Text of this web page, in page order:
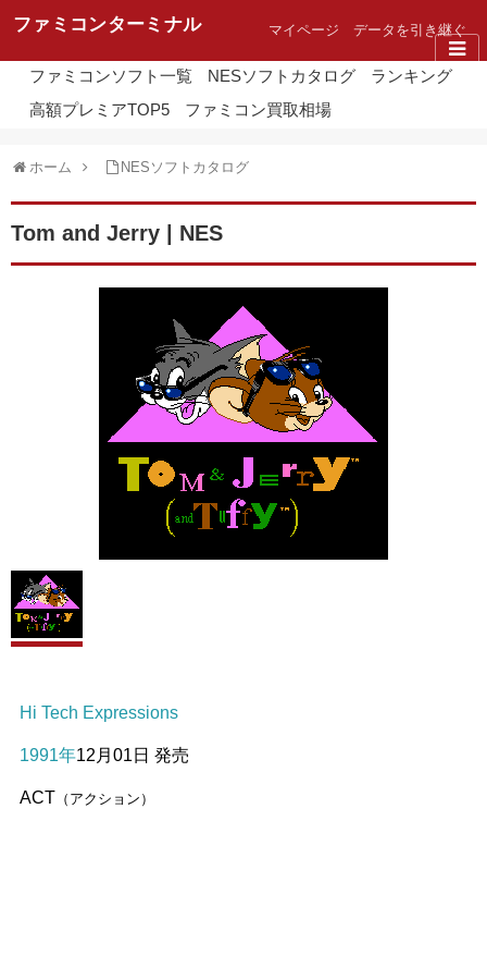
ファミコンターミナル マイページ データを引き継ぐ
ファミコンソフト一覧 NESソフトカタログ
ランキング
高額プレミアTOP5
ファミコン買取相場
ホーム NESソフトカタログ
Tom and Jerry | NES
Hi Tech Expressions
1991年12月01日 発売
ACT （アクション）